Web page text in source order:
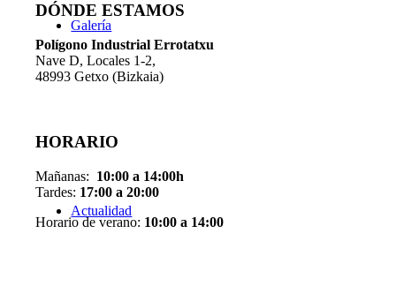
Galería
Actualidad
DÓNDE ESTAMOS
Polígono Industrial Errotatxu
Nave D, Locales 1-2,
48993 Getxo (Bizkaia)
HORARIO
Mañanas: 10:00 a 14:00h
Tardes: 17:00 a 20:00
Horario de verano: 10:00 a 14:00